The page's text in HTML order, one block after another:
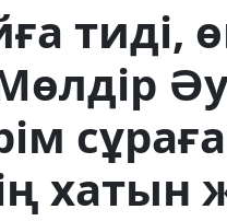
тиді,